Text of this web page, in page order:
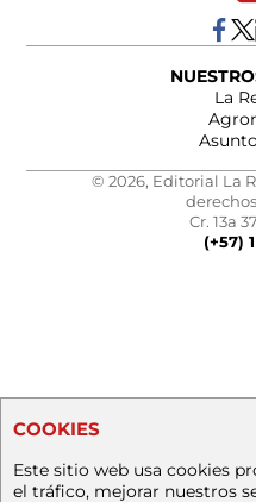
La
© 2026, Editorial La
Cr. 13a
(+57)
COOKIES
Este sitio web usa cookies
el tráfico, mejorar nuestros